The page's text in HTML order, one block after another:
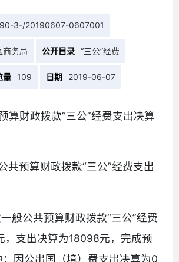
3-/20190607-0607001
商务局 公开目录 “三公”经费
量 109 日期 2019-06-07
算财政拨款“三公”经费支出决算
共预算财政拨款“三公”经费支出
般公共预算财政拨款“三公”经费
，支出决算为18098元，完成预
因公出国（境）费支出决算为0